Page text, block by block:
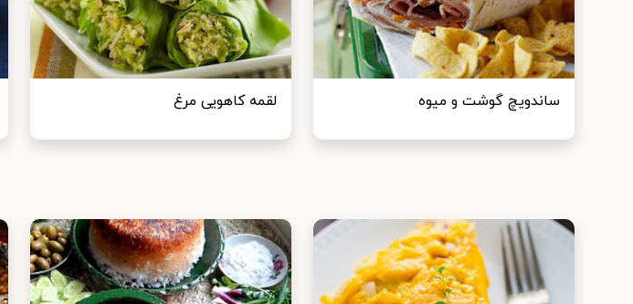
ساندویچ گوشت و میوه لقمه کاهویی مرغ